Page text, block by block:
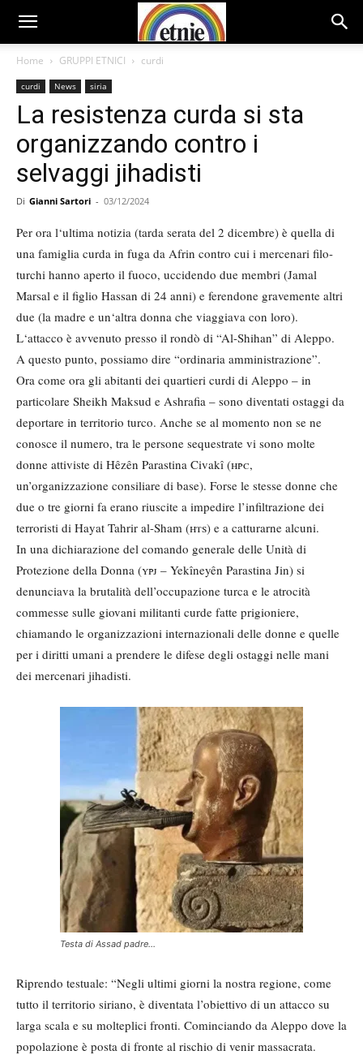
Home GRUPPI ETNICI curdi
curdi News siria
La resistenza curda si sta
organizzando contro i
selvaggi jihadisti
Di Gianni Sartori - 03/12/2024
Per ora l‘ultima notizia (tarda serata del 2 dicembre) è quella di
una famiglia curda in fuga da Afrin contro cui i mercenari filo-
turchi hanno aperto il fuoco, uccidendo due membri (Jamal
Marsal e il figlio Hassan di 24 anni) e ferendone gravemente altri
due (la madre e un‘altra donna che viaggiava con loro).
L‘attacco è avvenuto presso il rondò di “Al-Shihan” di Aleppo.
A questo punto, possiamo dire “ordinaria amministrazione”.
Ora come ora gli abitanti dei quartieri curdi di Aleppo – in
particolare Sheikh Maksud e Ashrafia – sono diventati ostaggi da
deportare in territorio turco. Anche se al momento non se ne
conosce il numero, tra le persone sequestrate vi sono molte
donne attiviste di Hêzên Parastina Civakî (hpc,
un’organizzazione consiliare di base). Forse le stesse donne che
due o tre giorni fa erano riuscite a impedire l’infiltrazione dei
terroristi di Hayat Tahrir al-Sham (hts) e a catturarne alcuni.
In una dichiarazione del comando generale delle Unità di
Protezione della Donna (ypj – Yekîneyên Parastina Jin) si
denunciava la brutalità dell’occupazione turca e le atrocità
commesse sulle giovani militanti curde fatte prigioniere,
chiamando le organizzazioni internazionali delle donne e quelle
per i diritti umani a prendere le difese degli ostaggi nelle mani
dei mercenari jihadisti.
Testa di Assad padre…
Riprendo testuale: “Negli ultimi giorni la nostra regione, come
tutto il territorio siriano, è diventata l’obiettivo di un attacco su
larga scala e su molteplici fronti. Cominciando da Aleppo dove la
popolazione è posta di fronte al rischio di venir massacrata.